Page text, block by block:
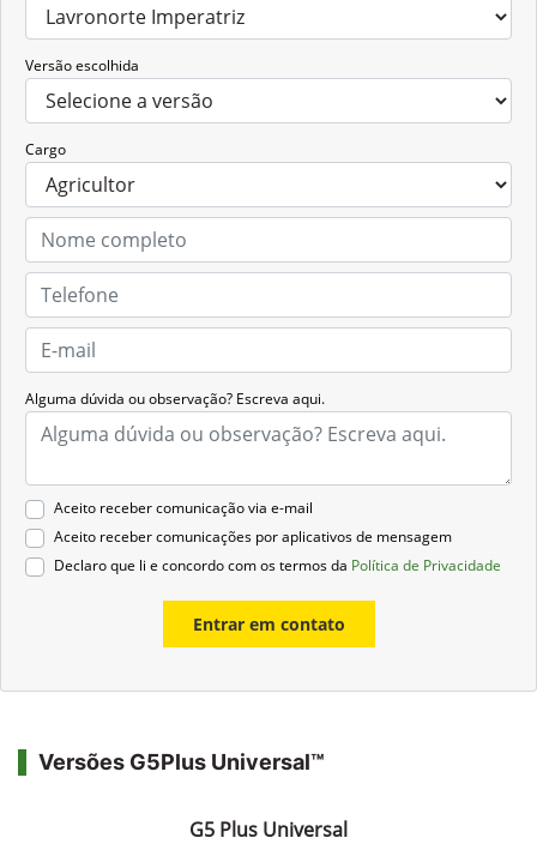
Versão escolhida
Cargo
Alguma dúvida ou observação? Escreva aqui.
Aceito receber comunicação via e-mail
Aceito receber comunicações por aplicativos de mensagem
Declaro que li e concordo com os termos da Política de Privacidade
Entrar em contato
Versões G5Plus Universal™
G5 Plus Universal